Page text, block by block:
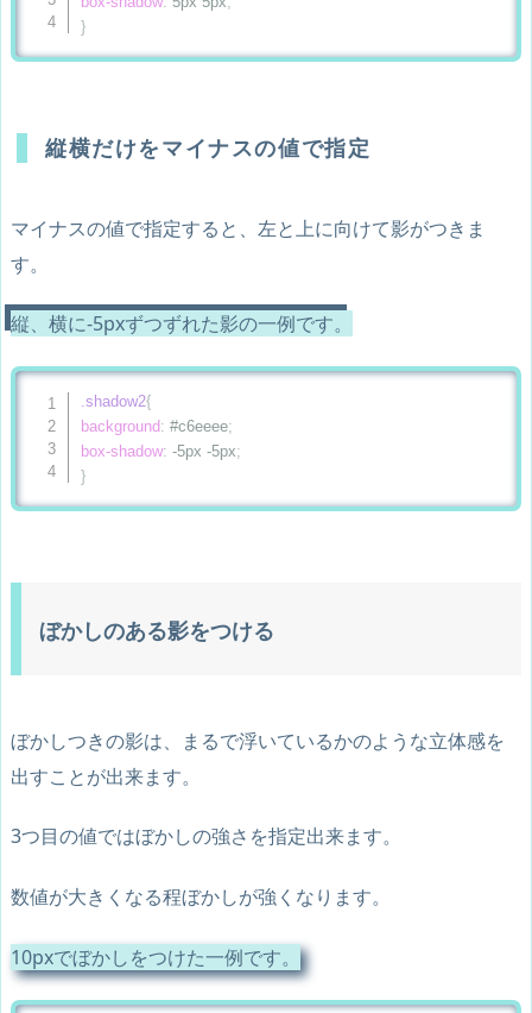
}
縦横だけをマイナスの値で指定
マイナスの値で指定すると、左と上に向けて影がつきま
す。
縦、横に-5pxずつずれた影の一例です。
.shadow2{
background : #c6eeee;
box-shadow: -5px -5px;
}
ぼかしのある影をつける
ぼかしつきの影は、まるで浮いているかのような立体感を
出すことが出来ます。
3つ目の値ではぼかしの強さを指定出来ます。
数値が大きくなる程ぼかしが強くなります。
10pxでぼかしをつけた一例です。